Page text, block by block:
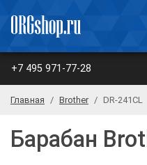
+7 495 971-77-28
Главная Brother DR-241CL
Барабан